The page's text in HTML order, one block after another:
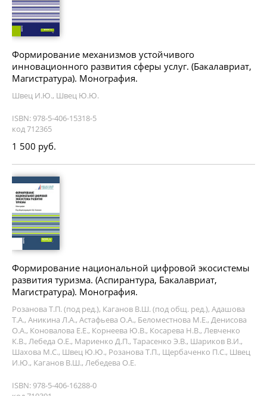
Формирование механизмов устойчивого
инновационного развития сферы услуг. (Бакалавриат,
Магистратура). Монография.
Швец И.Ю., Швец Ю.Ю.
ISBN: 978-5-406-15318-5
код 712365
1 500 руб.
Формирование национальной цифровой экосистемы
развития туризма. (Аспирантура, Бакалавриат,
Магистратура). Монография.
Розанова Т.П. (под ред.), Каганов В.Ш. (под общ. ред.), Адашова
Т.А., Аникина Л.А., Астафьева О.А., Беломестнова М.Е., Денисова
О.А., Коновалова Е.Е., Корнеева Ю.В., Косарева Н.В., Левченко
К.В., Лебеда О.Е., Мариенко Д.П., Тарасенко Э.В., Шариков В.И.,
Шахова М.С., Швец Ю.Ю., Розанова Т.П., Щербаченко П.С., Швец
И.Ю., Каганов В.Ш., Лебедева О.Е.
ISBN: 978-5-406-16288-0